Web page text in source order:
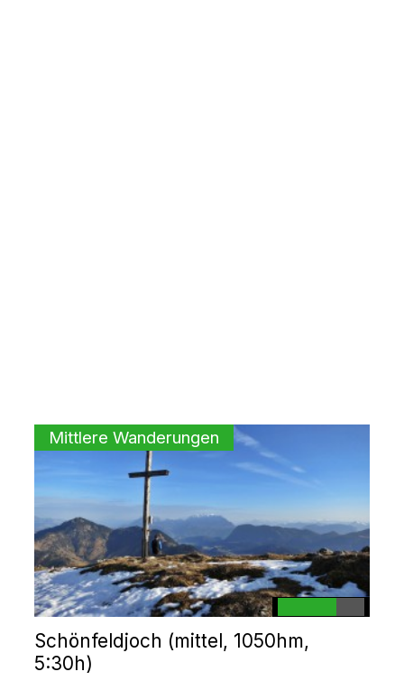
Mittlere Wanderungen
Schönfeldjoch (mittel, 1050hm,
5:30h)